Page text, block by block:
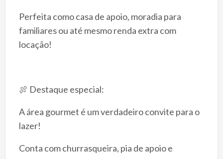
Perfeita como casa de apoio, moradia para
familiares ou até mesmo renda extra com
locação!
🍖 Destaque especial:
A área gourmet é um verdadeiro convite para o
lazer!
Conta com churrasqueira, pia de apoio e